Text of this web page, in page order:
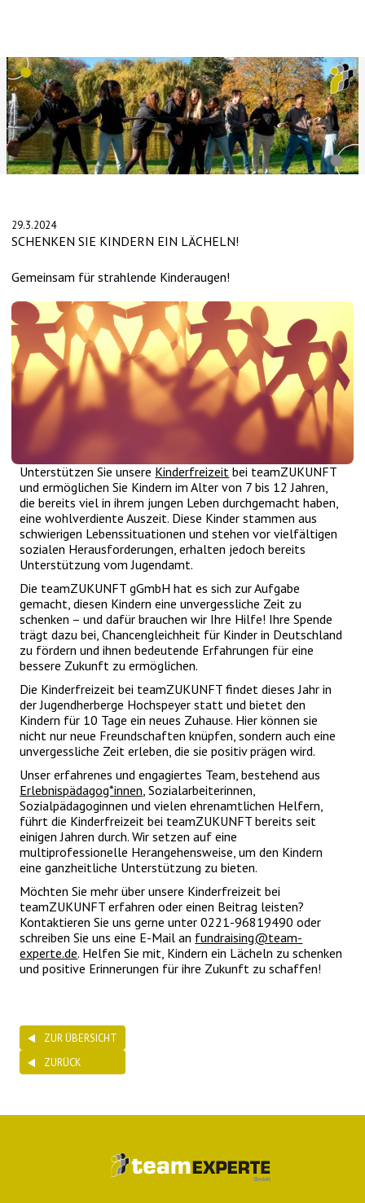
29.3.2024
SCHENKEN SIE KINDERN EIN LÄCHELN!
Gemeinsam für strahlende Kinderaugen!
Unterstützen Sie unsere Kinderfreizeit bei teamZUKUNFT
und ermöglichen Sie Kindern im Alter von 7 bis 12 Jahren,
die bereits viel in ihrem jungen Leben durchgemacht haben,
eine wohlverdiente Auszeit. Diese Kinder stammen aus
schwierigen Lebenssituationen und stehen vor vielfältigen
sozialen Herausforderungen, erhalten jedoch bereits
Unterstützung vom Jugendamt.
Die teamZUKUNFT gGmbH hat es sich zur Aufgabe
gemacht, diesen Kindern eine unvergessliche Zeit zu
schenken – und dafür brauchen wir Ihre Hilfe! Ihre Spende
trägt dazu bei, Chancengleichheit für Kinder in Deutschland
zu fördern und ihnen bedeutende Erfahrungen für eine
bessere Zukunft zu ermöglichen.
Die Kinderfreizeit bei teamZUKUNFT findet dieses Jahr in
der Jugendherberge Hochspeyer statt und bietet den
Kindern für 10 Tage ein neues Zuhause. Hier können sie
nicht nur neue Freundschaften knüpfen, sondern auch eine
unvergessliche Zeit erleben, die sie positiv prägen wird.
Unser erfahrenes und engagiertes Team, bestehend aus
Erlebnispädagog*innen, Sozialarbeiterinnen,
Sozialpädagoginnen und vielen ehrenamtlichen Helfern,
führt die Kinderfreizeit bei teamZUKUNFT bereits seit
einigen Jahren durch. Wir setzen auf eine
multiprofessionelle Herangehensweise, um den Kindern
eine ganzheitliche Unterstützung zu bieten.
Möchten Sie mehr über unsere Kinderfreizeit bei
teamZUKUNFT erfahren oder einen Beitrag leisten?
Kontaktieren Sie uns gerne unter 0221-96819490 oder
schreiben Sie uns eine E-Mail an fundraising@team-
experte.de. Helfen Sie mit, Kindern ein Lächeln zu schenken
und positive Erinnerungen für ihre Zukunft zu schaffen!
ZUR ÜBERSICHT
ZURÜCK